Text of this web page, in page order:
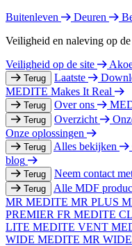
Buitenleven
Deuren
Veiligheid en naleving op
Veiligheid op de site
Terug Laatste
MEDITE Makes It Real
Terug Over ons
Terug Overzicht
Onze oplossingen
Terug Alles bekijken
blog
Terug Neem contact
Terug Alle MDF
MR MEDITE MR PLUS
PREMIER FR MEDITE
LITE MEDITE VENT
WIDE MEDITE MR WIDE